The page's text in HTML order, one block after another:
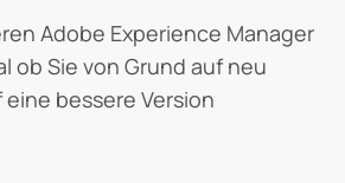
Adobe Experience Manager
ob Sie von Grund auf neu
bessere Version